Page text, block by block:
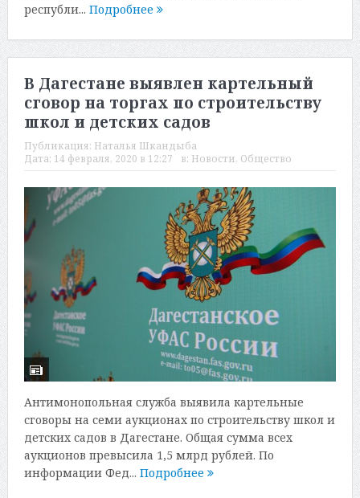
республи... Подробнее
В Дагестане выявлен картельный
сговор на торгах по строительству
школ и детских садов
Публикация: Наталья Шкандыба
Дата: 14 февраля, 2020 в 12:27 в: Новости, Общество
Антимонопольная служба выявила картельные
сговоры на семи аукционах по строительству школ и
детских садов в Дагестане. Общая сумма всех
аукционов превысила 1,5 млрд рублей. По
информации Фед... Подробнее